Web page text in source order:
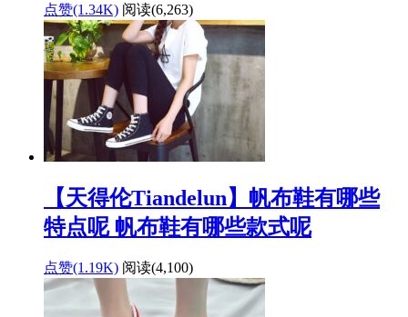
点赞(1.34K) 阅读(6,263)
【天得伦Tiandelun】帆布鞋有哪些
特点呢 帆布鞋有哪些款式呢
点赞(1.19K) 阅读(4,100)